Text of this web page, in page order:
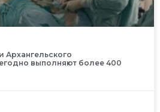
Архангельского
выполняют более 400